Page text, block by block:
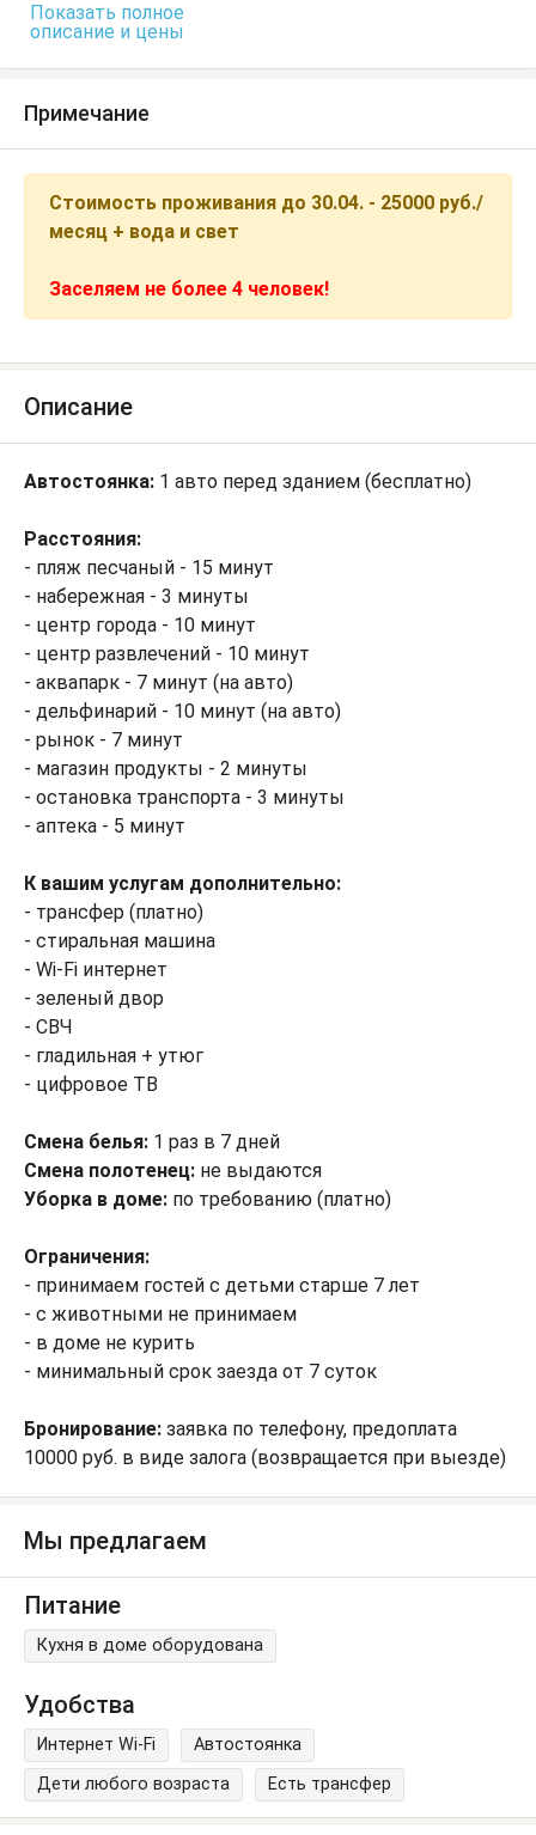
Показать полное
описание и цены
Примечание
Стоимость проживания до 30.04. - 25000 руб./
месяц + вода и свет
Заселяем не более 4 человек!
Описание
Автостоянка: 1 авто перед зданием (бесплатно)
Расстояния:
- пляж песчаный - 15 минут
- набережная - 3 минуты
- центр города - 10 минут
- центр развлечений - 10 минут
- аквапарк - 7 минут (на авто)
- дельфинарий - 10 минут (на авто)
- рынок - 7 минут
- магазин продукты - 2 минуты
- остановка транспорта - 3 минуты
- аптека - 5 минут
К вашим услугам дополнительно:
- трансфер (платно)
- стиральная машина
- Wi-Fi интернет
- зеленый двор
- СВЧ
- гладильная + утюг
- цифровое ТВ
Смена белья: 1 раз в 7 дней
Смена полотенец: не выдаются
Уборка в доме: по требованию (платно)
Ограничения:
- принимаем гостей с детьми старше 7 лет
- с животными не принимаем
- в доме не курить
- минимальный срок заезда от 7 суток
Бронирование: заявка по телефону, предоплата
10000 руб. в виде залога (возвращается при выезде)
Мы предлагаем
Питание
Кухня в доме оборудована
Удобства
Интернет Wi-Fi
Автостоянка
Дети любого возраста
Есть трансфер